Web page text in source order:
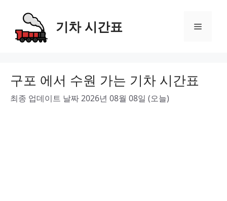
content
기차 시간표 Menu
구포 에서 수원 가는 기차 시간표
최종 업데이트 날짜 2026년 08월 08일 (오늘)